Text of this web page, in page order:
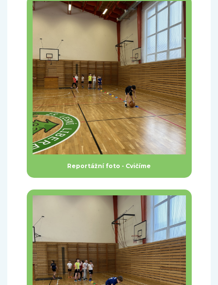
Reportážní foto - Cvičíme